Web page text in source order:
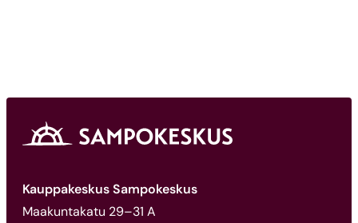
Kauppakeskus Sampokeskus
Maakuntakatu 29–31 A